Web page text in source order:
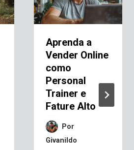
Aprenda a
Vender Online
como
Personal
Trainer e
Fature Alto
Por
Givanildo